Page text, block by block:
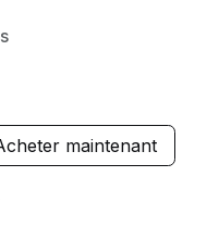
maintenant